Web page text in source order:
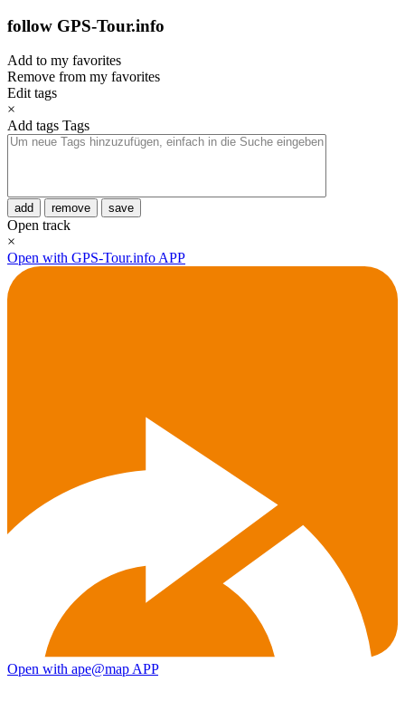
follow GPS-Tour.info
Add to my favorites
Remove from my favorites
Edit tags
×
Add tags Tags
add remove save
Open track
×
Open with GPS-Tour.info APP
Open with ape@map APP